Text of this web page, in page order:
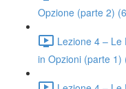
Opzione (parte 2)
Lezione 4 – Le
in Opzioni (parte 1)